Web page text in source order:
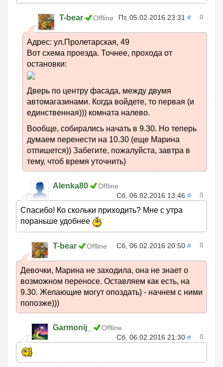
T-bear Offline Пт, 05.02.2016 23:31 # 0
Адрес: ул.Пролетарская, 49
Вот схема проезда. Точнее, прохода от
остановки:
Дверь по центру фасада, между двумя
автомагазинами. Когда войдете, то первая (и
единственная))) комната налево.
Вообще, собирались начать в 9.30. Но теперь
думаем перенести на 10.30 (еще Марина
отпишется)) Забегите, пожалуйста, завтра в
тему, чтоб время уточнить)
Alenka80
Offline
Сб, 06.02.2016 13:46 # 0
Спасибо! Ко скольки приходить? Мне с утра
пораньше удобнее
T-bear Offline Сб, 06.02.2016 20:50 # 0
Девочки, Марина не заходила, она не знает о
возможном переносе. Оставляем как есть, на
9.30. Желающие могут опоздать) - начнем с ними
попозже)))
Garmonij_
Offline
Сб, 06.02.2016 21:30 # 0